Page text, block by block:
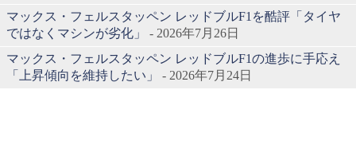
マックス・フェルスタッペン レッドブルF1を酷評「タイヤ
ではなくマシンが劣化」
- 2026年7月26日
マックス・フェルスタッペン レッドブルF1の進歩に手応え
「上昇傾向を維持したい」
- 2026年7月24日